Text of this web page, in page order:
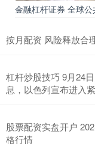
金融杠杆证券 全球
按月配资 风险释放合
杠杆炒股技巧 9月24
息，以色列宣布进入
股票配资实盘开户
格行情